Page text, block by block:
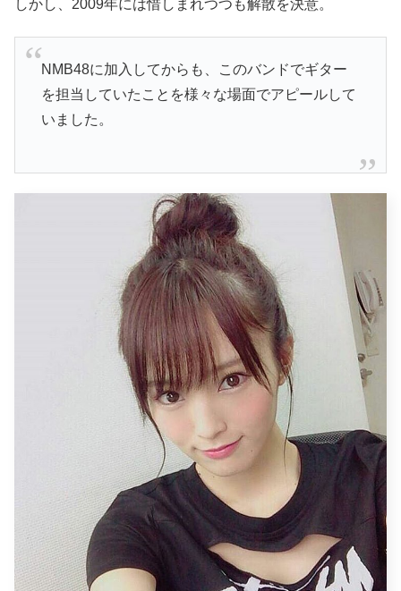
しかし、2009年には惜しまれつつも解散を決意。
NMB48に加入してからも、このバンドでギター
を担当していたことを様々な場面でアピールして
いました。